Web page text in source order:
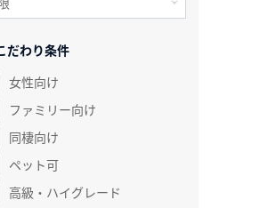
だわり条件
女性向け
ファミリー向け
同棲向け
ペット可
高級・ハイグレード